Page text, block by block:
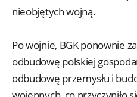
nieobjętych wojną.
Po wojnie, BGK ponownie
odbudowę polskiej
odbudowę przemysłu i